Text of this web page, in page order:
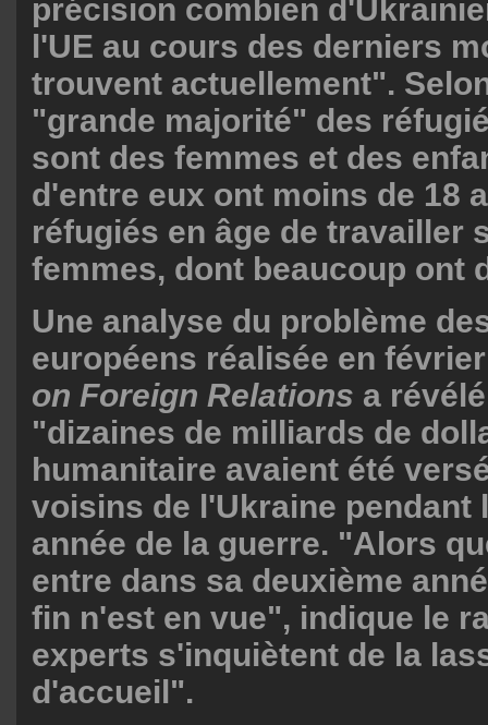
précision combien
l'UE au cours des derniers
trouvent actuellement".
"grande majorité" des
sont des femmes et des
d'entre eux ont moins de 18
réfugiés en âge de travailler
femmes, dont beaucoup ont
Une analyse du problème
européens réalisée en
on Foreign Relations a
"dizaines de milliards de
humanitaire avaient été
voisins de l'Ukraine pendant
année de la guerre. "Alors
entre dans sa deuxième
fin n'est en vue", indique le
experts s'inquiètent de la
d'accueil".